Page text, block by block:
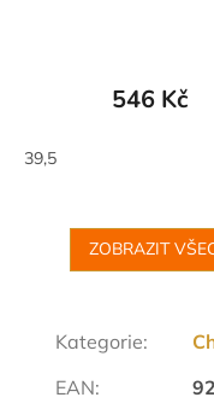
546 Kč
39,5
ZOBRAZIT
Kategorie:
EAN: